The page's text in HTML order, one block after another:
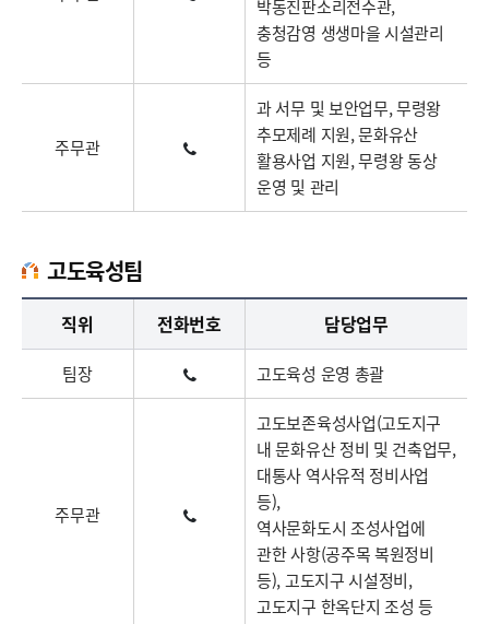
박동진판소리전수관,
충청감영 생생마을 시설관리
등
주무관
과 서무 및 보안업무, 무령왕
추모제례 지원, 문화유산
활용사업 지원, 무령왕 동상
운영 및 관리
고도육성팀
고도육성팀업무담당자의 정보로 직급, 전화번호, 담당업무를 안내하고 있습니다
직위 전화번호 담당업무
팀장 고도육성 운영 총괄
주무관
고도보존육성사업(고도지구
내 문화유산 정비 및 건축업무,
대통사 역사유적 정비사업
등),
역사문화도시 조성사업에
관한 사항(공주목 복원정비
등), 고도지구 시설정비,
고도지구 한옥단지 조성 등